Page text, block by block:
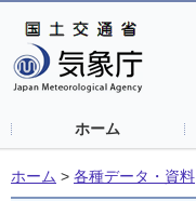
ホーム
ホーム > 各種データ・資料